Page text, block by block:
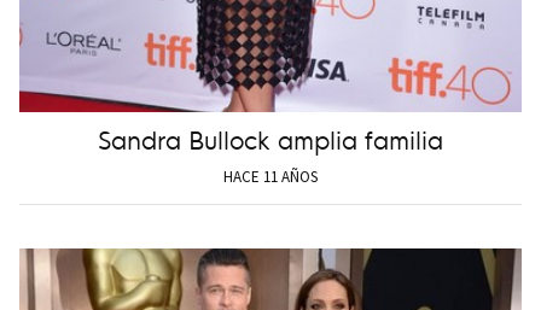
Sandra Bullock amplia familia
HACE 11 AÑOS